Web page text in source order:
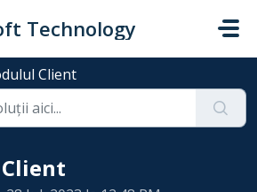
Technology
Client